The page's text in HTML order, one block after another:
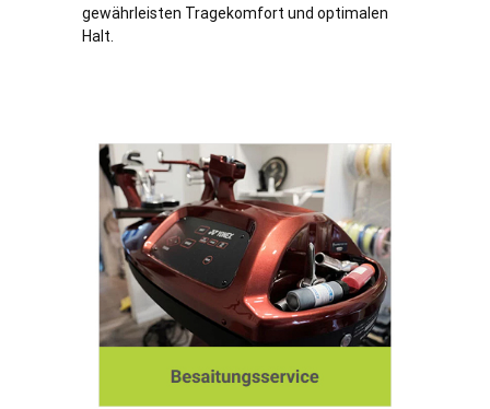
gewährleisten Tragekomfort und optimalen
Halt.